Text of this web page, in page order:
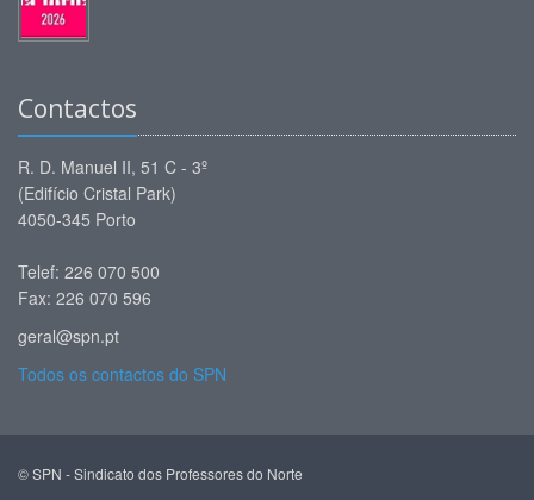
Contactos
R. D. Manuel II, 51 C - 3º
(Edifício Cristal Park)
4050-345 Porto
Telef: 226 070 500
Fax: 226 070 596
geral@spn.pt
Todos os contactos do SPN
© SPN - Sindicato dos Professores do Norte